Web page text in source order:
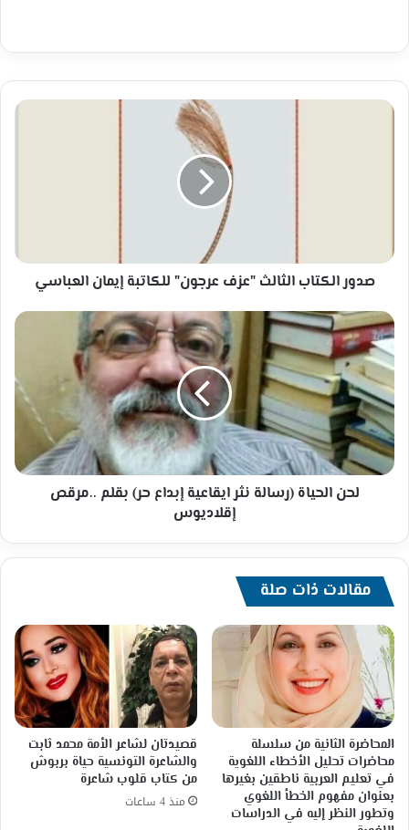
صدور
صدور الكتاب الثالث "عزف عرجون" للكاتبة إيمان العباسي
لحن
الحياة
(رسالة
نثر
ايقاعية
إبداع
حر)
بقلم
..مرقص
إقلاديوسلحن الحياة (رسالة نثر ايقاعية إبداع حر) بقلم ..مرقص
إقلاديوس
مقالات ذات صلة
المحاضرة الثانية من سلسلة
محاضرات تحليل الأخطاء اللغوية
في تعليم العربية ناطقين بغيرها
بعنوان مفهوم الخطأ اللغوي
وتطور النظر إليه في الدراسات
قصيدتان لشاعر الأمة محمد ثابت
والشاعرة التونسية حياة بربوش
من كتاب قلوب شاعرة
منذ 4 ساعات